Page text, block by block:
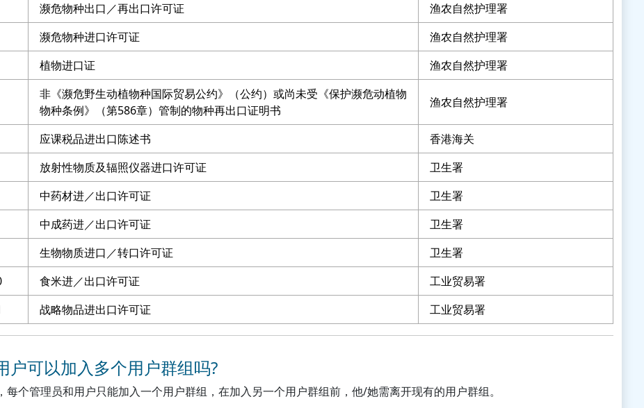
濒危物种出口／再出口许可证
渔农自然护理署
濒危物种进口许可证
渔农自然护理署
植物进口证 渔农自然护理署
非《濒危野生动植物种国际贸易公约》（公约）或尚未受《保护濒危动植物
物种条例》（第586章）管制的物种再出口证明书
渔农自然护理署
应课税品进出口陈述书
香港海关
放射性物质及辐照仪器进口许可证
卫生署
中药材进／出口许可证
卫生署
中成药进／出口许可证
卫生署
生物物质进口／转口许可证
卫生署
食米进／出口许可证
工业贸易署
战略物品进出口许可证 工业贸易署
户可以加入多个用户群组吗?
每个管理员和用户只能加入一个用户群组，在加入另一个用户群组前，他/她需离开现有的用户群组。